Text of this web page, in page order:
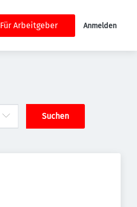
Für Arbeitgeber Anmelden
Suchen